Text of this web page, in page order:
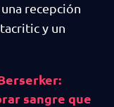
recepción
y un
sangre que